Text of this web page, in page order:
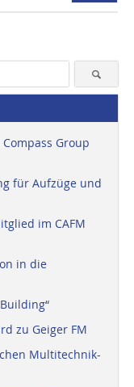
Group
für Aufzüge und
im CAFM
in die
zu Geiger FM
Multitechnik-